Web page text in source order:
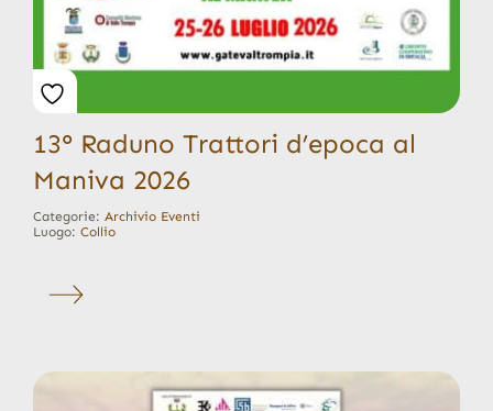
13° Raduno Trattori d’epoca al
Maniva 2026
Categorie: Archivio Eventi
Luogo: Collio